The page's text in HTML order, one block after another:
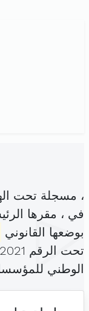
، مسجلة تحت
في ، مقرها
بوضعها القانوني
الوطني